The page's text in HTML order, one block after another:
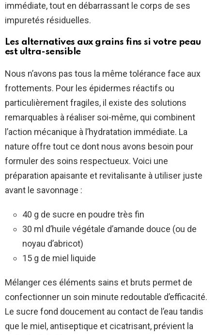
immédiate, tout en débarrassant le corps de ses
impuretés résiduelles.
Les alternatives aux grains fins si votre peau
est ultra-sensible
Nous n’avons pas tous la même tolérance face aux
frottements. Pour les épidermes réactifs ou
particulièrement fragiles, il existe des solutions
remarquables à réaliser soi-même, qui combinent
l’action mécanique à l’hydratation immédiate. La
nature offre tout ce dont nous avons besoin pour
formuler des soins respectueux. Voici une
préparation apaisante et revitalisante à utiliser juste
avant le savonnage :
40 g de sucre en poudre très fin
30 ml d’huile végétale d’amande douce (ou de
noyau d’abricot)
15 g de miel liquide
Mélanger ces éléments sains et bruts permet de
confectionner un soin minute redoutable d’efficacité.
Le sucre fond doucement au contact de l’eau tandis
que le miel, antiseptique et cicatrisant, prévient la